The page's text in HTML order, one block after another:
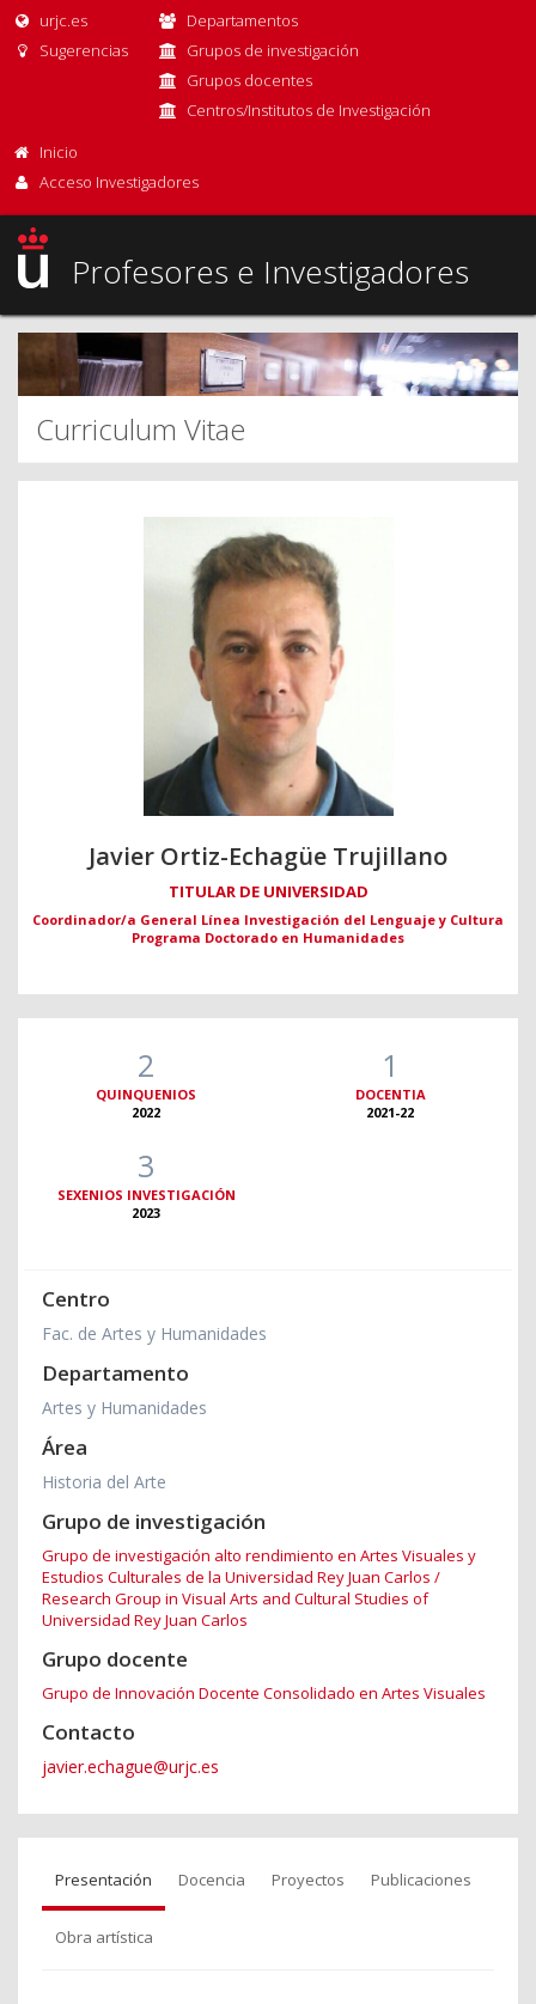
urjc.es
Sugerencias
Departamentos
Grupos de investigación
Grupos docentes
Centros/Institutos de Investigación
Inicio
Acceso Investigadores
Profesores e Investigadores
Curriculum Vitae
Javier Ortiz-Echagüe Trujillano
TITULAR DE UNIVERSIDAD
Coordinador/a General Línea Investigación del Lenguaje y Cultura
Programa Doctorado en Humanidades
2
QUINQUENIOS
2022
1
DOCENTIA
2021-22
3
SEXENIOS INVESTIGACIÓN
2023
Centro
Fac. de Artes y Humanidades
Departamento
Artes y Humanidades
Área
Historia del Arte
Grupo de investigación
Grupo de investigación alto rendimiento en Artes Visuales y
Estudios Culturales de la Universidad Rey Juan Carlos /
Research Group in Visual Arts and Cultural Studies of
Universidad Rey Juan Carlos
Grupo docente
Grupo de Innovación Docente Consolidado en Artes Visuales
Contacto
javier.echague@urjc.es
Presentación Docencia Proyectos Publicaciones
Obra artística